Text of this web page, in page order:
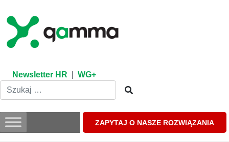
content
Newsletter HR WG+
ZAPYTAJ O NASZE ROZWIĄZANIA